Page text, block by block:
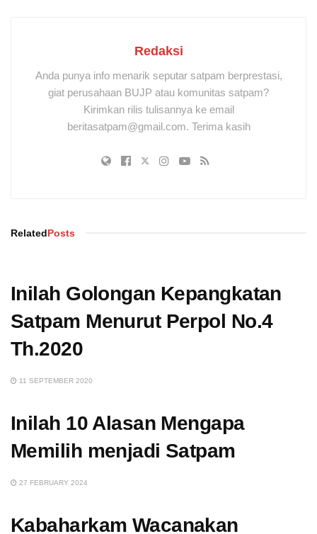
Redaksi
Anda punya info menarik seputar satpam berprestasi,
giat perusahaan BUJP atau komunitas satpam?
Kirimkan rilis tulisannya ke email
beritasatpam@gmail.com. Terima kasih
RelatedPosts
Inilah Golongan Kepangkatan
Satpam Menurut Perpol No.4
Th.2020
11 SEPTEMBER 2020
Inilah 10 Alasan Mengapa
Memilih menjadi Satpam
27 FEBRUARY 2024
Kabaharkam Wacanakan